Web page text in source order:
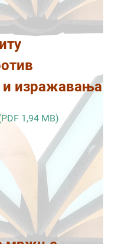
изражавања
1,94 MB)